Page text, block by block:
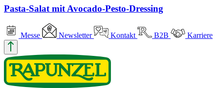
Pasta-Salat mit Avocado-Pesto-Dressing
Messe Newsletter Kontakt B2B Karriere